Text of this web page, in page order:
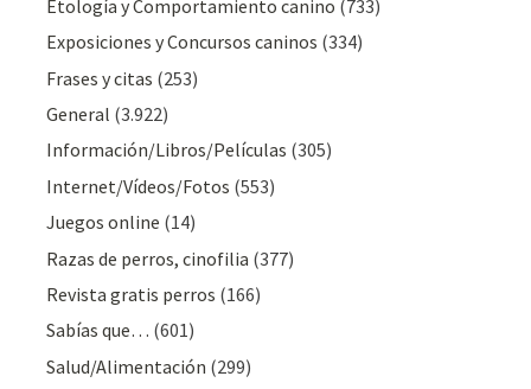
Etología y Comportamiento canino (733)
Exposiciones y Concursos caninos (334)
Frases y citas (253)
General (3.922)
Información/Libros/Películas (305)
Internet/Vídeos/Fotos (553)
Juegos online (14)
Razas de perros, cinofilia (377)
Revista gratis perros (166)
Sabías que… (601)
Salud/Alimentación (299)